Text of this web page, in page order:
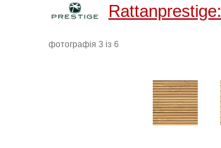
Rattanprestige:
фотографiя 3 iз 6